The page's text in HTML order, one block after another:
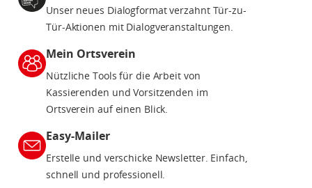
Unser neues Dialogformat verzahnt Tür-zu-
Tür-Aktionen mit Dialogveranstaltungen.
Mein Ortsverein
Nützliche Tools für die Arbeit von
Kassierenden und Vorsitzenden im
Ortsverein auf einen Blick.
Easy-Mailer
Erstelle und verschicke Newsletter. Einfach,
schnell und professionell.